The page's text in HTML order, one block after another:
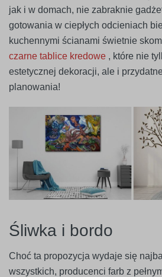
jak i w domach, nie zabraknie
gotowania w ciepłych odcieniach
kuchennymi ścianami świetnie
czarne tablice kredowe , które nie
estetycznej dekoracji, ale i
planowania!
Śliwka i bordo
Choć ta propozycja wydaje się
wszystkich, producenci farb z